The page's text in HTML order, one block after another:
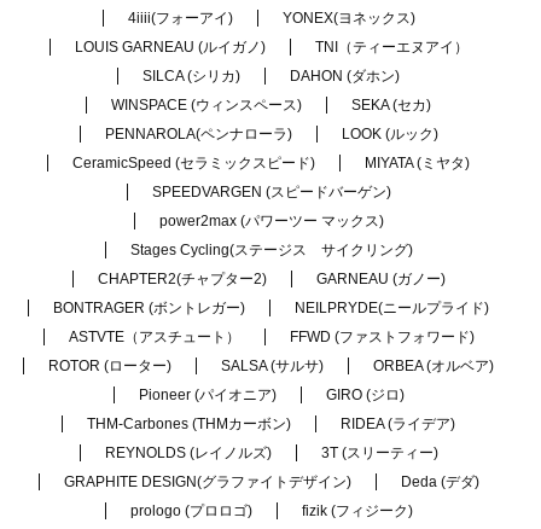
4iiii(フォーアイ)
YONEX(ヨネックス)
LOUIS GARNEAU (ルイガノ)
TNI（ティーエヌアイ）
SILCA (シリカ)
DAHON (ダホン)
WINSPACE (ウィンスペース)
SEKA (セカ)
PENNAROLA(ペンナローラ)
LOOK (ルック)
CeramicSpeed (セラミックスピード)
MIYATA (ミヤタ)
SPEEDVARGEN (スピードバーゲン)
power2max (パワーツー マックス)
Stages Cycling(ステージス サイクリング)
CHAPTER2(チャプター2)
GARNEAU (ガノー)
BONTRAGER (ボントレガー)
NEILPRYDE(ニールプライド)
ASTVTE（アスチュート）
FFWD (ファストフォワード)
ROTOR (ローター)
SALSA (サルサ)
ORBEA (オルベア)
Pioneer (パイオニア)
GIRO (ジロ)
THM-Carbones (THMカーボン)
RIDEA (ライデア)
REYNOLDS (レイノルズ)
3T (スリーティー)
GRAPHITE DESIGN(グラファイトデザイン)
Deda (デダ)
prologo (プロロゴ)
fizik (フィジーク)